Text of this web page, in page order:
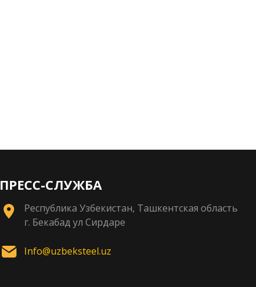
ПРЕСС-СЛУЖБА
Республика Узбекистан, Ташкентская область
г. Бекабад ул Сирдаре
Info@uzbeksteel.uz